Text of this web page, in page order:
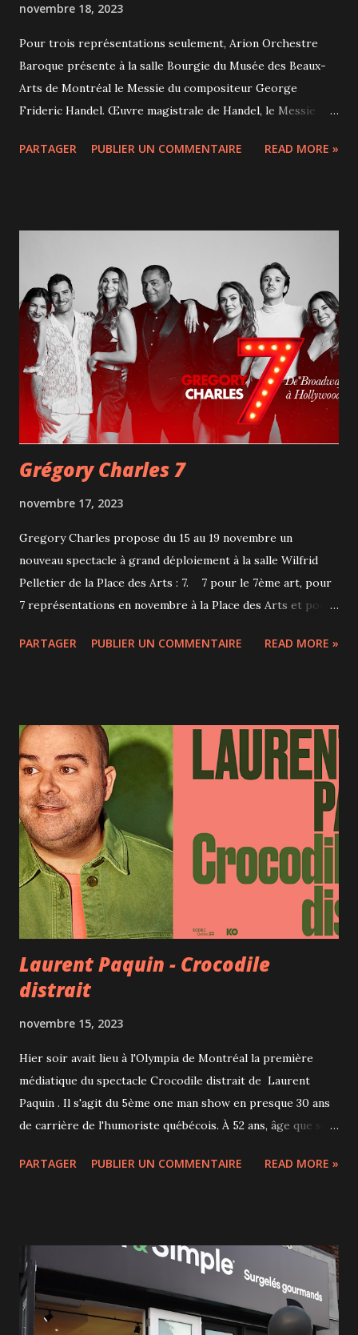
novembre 18, 2023
Pour trois représentations seulement, Arion Orchestre
Baroque présente à la salle Bourgie du Musée des Beaux-
Arts de Montréal le Messie du compositeur George
Frideric Handel. Œuvre magistrale de Handel, le Messie
Angleterre au 18e siècle pour la saison pascale, cette pièce
solistes (Susan Elizabeth Brown, Nicholas Burns, Geoffroy
Salvas et Haitham Haidar) et le chef d'orchestre Andrew
McAnerney ont livré un concert magique, qui ne pouvait
que transporter tout le public. La musique d'Handel, avec
ses mélodies grandioses, ses chœurs impressionnants et
ses solos, transmet une émotion incroyable. De plus, avec
l'application Nex-perience sur nos téléphones intelligents,
les spectateurs reçoivent en...
PARTAGER PUBLIER UN COMMENTAIRE READ MORE »
Grégory Charles 7
novembre 17, 2023
Gregory Charles propose du 15 au 19 novembre un
nouveau spectacle à grand déploiement à la salle Wilfrid
Pelletier de la Place des Arts : 7. 7 pour le 7ème art, pour
7 représentations en novembre à la Place des Arts et pour
Louise Beauséjour, Marc-Antoine Gauthier, Klara Martel-
orchestre - dont plusieurs cuivres qui amènent une touche
très jazzy et une talentueuse violoniste - 4 danseuses et un
chœur les accompagnent. Il s'agit en fait d'un spectacle
interactif car le public est invité à indiquer sa comédie
musicale préférée ainsi que sa chanson préférée. Après
une rapide compilation et tout au long du spectacle, Lisa, la
fille de 11 ans de Grégory Charles, amène à son père des
enveloppes avec le classement. Le pianiste-chanteur-grand
coordonnat...
PARTAGER PUBLIER UN COMMENTAIRE READ MORE »
Laurent Paquin - Crocodile
distrait
novembre 15, 2023
Hier soir avait lieu à l'Olympia de Montréal la première
médiatique du spectacle Crocodile distrait de Laurent
Paquin . Il s'agit du 5ème one man show en presque 30 ans
de carrière de l'humoriste québécois. À 52 ans, âge que son
surtout pas avec les épais qu'on trouve sur les réseaux
développement personnel et des expressions toutes faites.
C'est de l'humour cynique et incisif qui interroge
profondément le sens de la vie, très peu de place est
laissée à l'improvisation dans le spectacle. Laurent Paquin
PARTAGER PUBLIER UN COMMENTAIRE READ MORE »